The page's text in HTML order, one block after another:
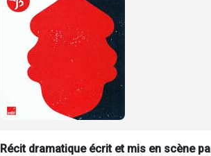
Récit dramatique écrit et mis en scène